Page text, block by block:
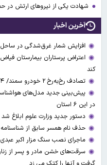
شهادت یکی از نیروهای ارتش در
آخرین اخبار
افزایش شمار غرق‌شدگی در ساحل
اعتراض پرستاران بیمارستان
کند
تصادف رخ‌به‌رخ ۲ خودرو سمند/ ۴ سرنشین جان باختند
پیش‌بینی جدید مدل‌های
در این ۶ استان
دستور جدید وزارت علوم ابلاغ شد
حذف نام همسر سابق از
ماجرای نصب سنگ مزار اکبر
سرقت‌های خشن مادر و پسر از